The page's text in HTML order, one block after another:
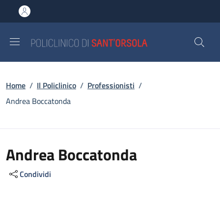
al contenuto principale
to footer content
Briciole di pane
Home / Il Policlinico / Professionisti /
Andrea Boccatonda
Andrea Boccatonda
Condividi